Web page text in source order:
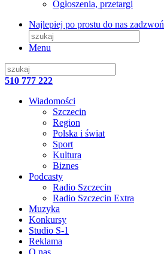
Ogłoszenia, przetargi
Najlepiej po prostu do nas zadzwoń
Menu
510 777 222
Wiadomości
Szczecin
Region
Polska i świat
Sport
Kultura
Biznes
Podcasty
Radio Szczecin
Radio Szczecin Extra
Muzyka
Konkursy
Studio S-1
Reklama